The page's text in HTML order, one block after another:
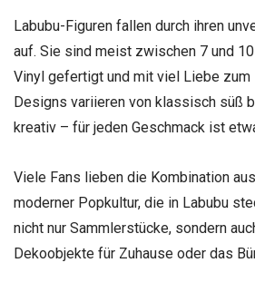
Labubu-Figuren fallen durch ihren
auf. Sie sind meist zwischen 7 und
Vinyl gefertigt und mit viel Liebe
Designs variieren von klassisch süß
kreativ – für jeden Geschmack ist
Viele Fans lieben die Kombination
moderner Popkultur, die in Labubu
nicht nur Sammlerstücke, sondern
Dekoobjekte für Zuhause oder das